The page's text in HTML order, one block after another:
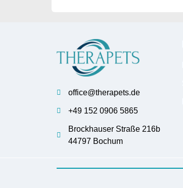
office@therapets.de
+49 152 0906 5865
Brockhauser Straße 216b
44797 Bochum